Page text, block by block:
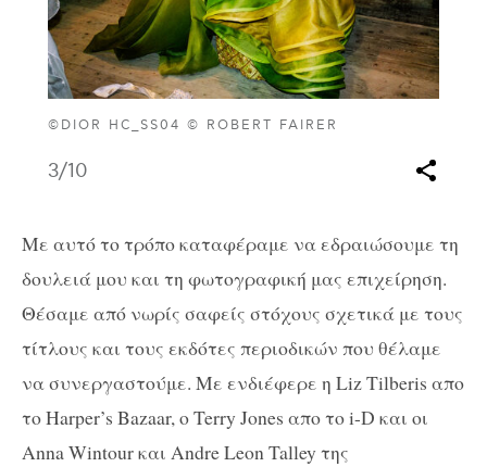
©DIOR HC_SS04 © ROBERT FAIRER
3/10
Με αυτό το τρόπο καταφέραμε να εδραιώσουμε τη
δουλειά μου και τη φωτογραφική μας επιχείρηση.
Θέσαμε από νωρίς σαφείς στόχους σχετικά με τους
τίτλους και τους εκδότες περιοδικών που θέλαμε
να συνεργαστούμε. Με ενδιέφερε η Liz Tilberis απο
το Harper’s Bazaar, ο Terry Jones απο το i-D και οι
Anna Wintour και Andre Leon Talley της